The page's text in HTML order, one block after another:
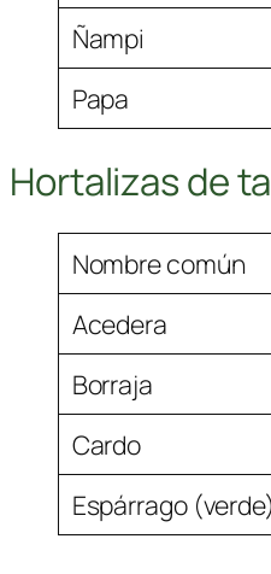
Ñampi
Papa
Hortalizas de
Nombre común
Acedera
Borraja
Cardo
Espárrago (verde)